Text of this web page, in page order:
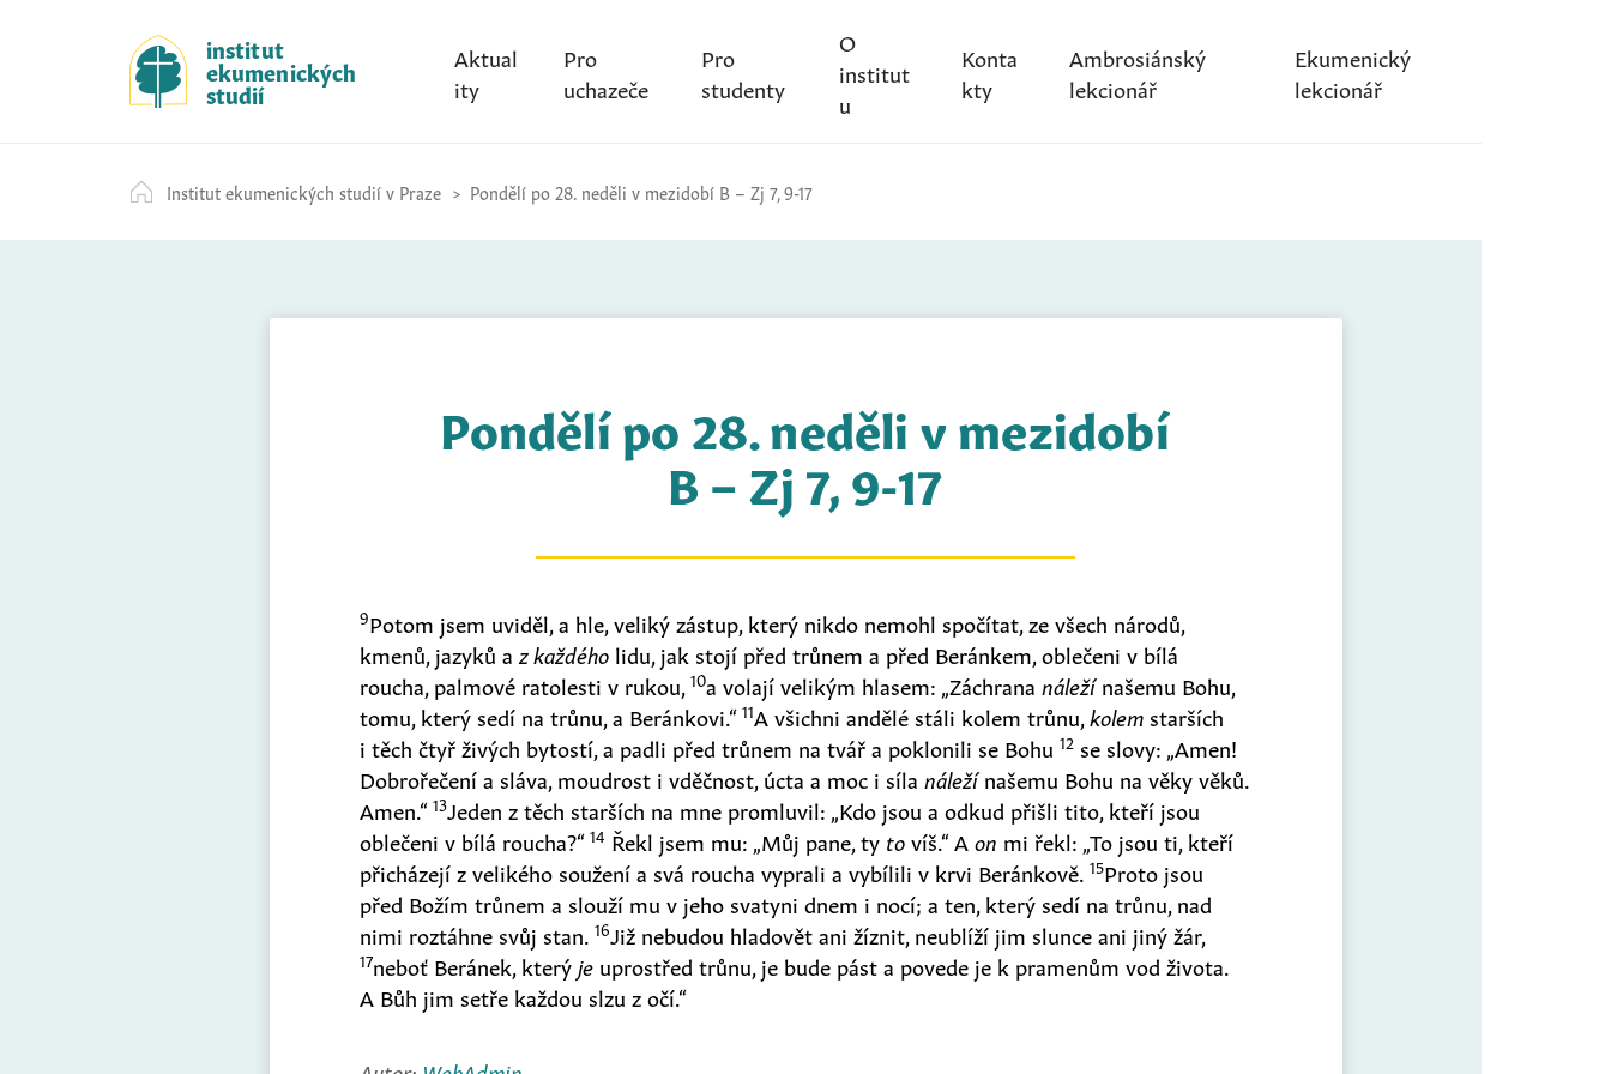
k
i
p
t
c
o
institut
ekumenických
studií
Aktual
ity
Pro
uchazeče
Pro
studenty
O
institut
u
Konta
kty
Ambrosiánský
lekcionář
Ekumenický
lekcionář
Institut ekumenických studií v Praze Pondělí po 28. neděli v mezidobí B – Zj 7, 9-17
Pondělí po 28. neděli v mezidobí
B – Zj 7, 9-17
9Potom jsem uviděl, a hle, veliký zástup, který nikdo nemohl spočítat, ze všech národů,
kmenů, jazyků a z každého lidu, jak stojí před trůnem a před Beránkem, oblečeni v bílá
roucha, palmové ratolesti v rukou,10a volají velikým hlasem: „Záchrana náležínašemu Bohu,
tomu, který sedí na trůnu, a Beránkovi.“11A všichni andělé stáli kolem trůnu, kolem starších
i těch čtyř živých bytostí, a padli před trůnem na tvář a poklonili se Bohu12 se slovy: „Amen!
Dobrořečení a sláva, moudrost i vděčnost, úcta a moc i síla náležínašemu Bohu na věky věků.
Amen.“13Jeden z těch starších na mne promluvil: „Kdo jsou a odkud přišli tito, kteří jsou
oblečeni v bílá roucha?“14 Řekl jsem mu: „Můj pane, ty tovíš.“ Aon mi řekl: „To jsou ti, kteří
přicházejí z velikého soužení a svá roucha vyprali a vybílili v krvi Beránkově.15Proto jsou
před Božím trůnem a slouží mu v jeho svatyni dnem i nocí; a ten, který sedí na trůnu, nad
nimi roztáhne svůj stan.16Již nebudou hladovět ani žíznit, neublíží jim slunce ani jiný žár,
17neboť Beránek, který je uprostřed trůnu, je bude pást a povede je k pramenům vod života.
A Bůh jim setře každou slzu z očí.“